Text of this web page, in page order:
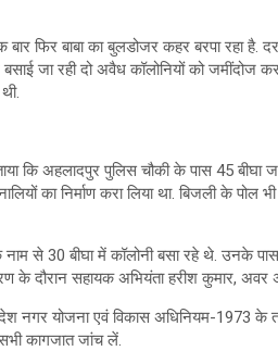
बार फिर बाबा का बुलडोजर कहर बरपा रहा है.
जा रही दो अवैध कॉलोनियों को जमींदोज
कि अहलादपुर पुलिस चौकी के पास 45
का निर्माण करा लिया था. बिजली के
से 30 बीघा में कॉलोनी बसा रहे थे. उनके पास
के दौरान सहायक अभियंता हरीश कुमार,
नगर योजना एवं विकास अधिनियम-1973 के
कागजात जांच लें.